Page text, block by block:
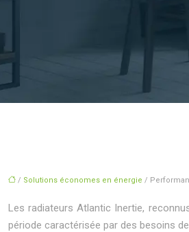
/ Solutions économes en énergie /
Les radiateurs Atlantic Inertie,
période caractérisée par des besoins